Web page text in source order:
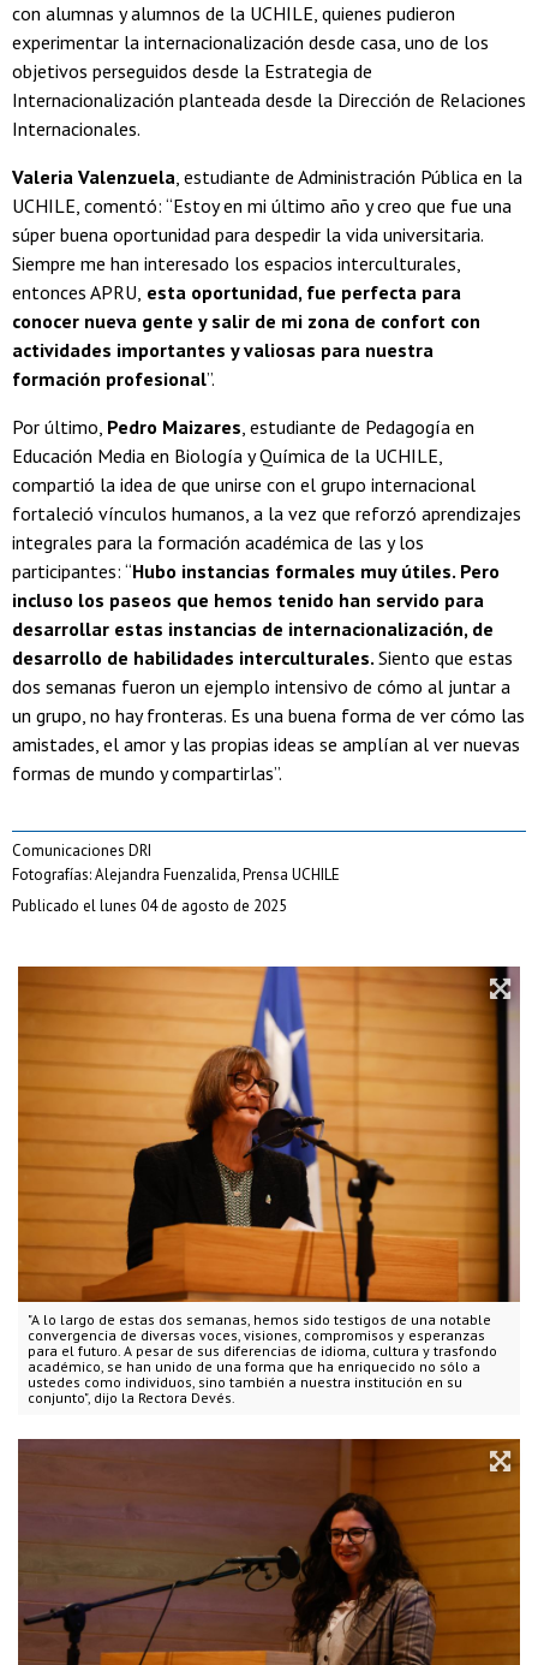
"A lo largo de estas dos semanas, hemos sido testigos de una notable
convergencia de diversas voces, visiones, compromisos y esperanzas
para el futuro. A pesar de sus diferencias de idioma, cultura y trasfondo
académico, se han unido de una forma que ha enriquecido no sólo a
ustedes como individuos, sino también a nuestra institución en su
conjunto", dijo la Rectora Devés.
con alumnas y alumnos de la UCHILE, quienes pudieron
experimentar la internacionalización desde casa, uno de los
objetivos perseguidos desde la Estrategia de
Internacionalización planteada desde la Dirección de Relaciones
Internacionales.
Valeria Valenzuela, estudiante de Administración Pública en la
UCHILE, comentó: “Estoy en mi último año y creo que fue una
súper buena oportunidad para despedir la vida universitaria.
Siempre me han interesado los espacios interculturales,
entonces APRU, esta oportunidad, fue perfecta para
conocer nueva gente y salir de mi zona de confort con
actividades importantes y valiosas para nuestra
formación profesional”.
Por último, Pedro Maizares, estudiante de Pedagogía en
Educación Media en Biología y Química de la UCHILE,
compartió la idea de que unirse con el grupo internacional
fortaleció vínculos humanos, a la vez que reforzó aprendizajes
integrales para la formación académica de las y los
participantes: “Hubo instancias formales muy útiles. Pero
incluso los paseos que hemos tenido han servido para
desarrollar estas instancias de internacionalización, de
desarrollo de habilidades interculturales. Siento que estas
dos semanas fueron un ejemplo intensivo de cómo al juntar a
un grupo, no hay fronteras. Es una buena forma de ver cómo las
amistades, el amor y las propias ideas se amplían al ver nuevas
formas de mundo y compartirlas”.
Comunicaciones DRI
Fotografías: Alejandra Fuenzalida, Prensa UCHILE
Publicado el lunes 04 de agosto de 2025